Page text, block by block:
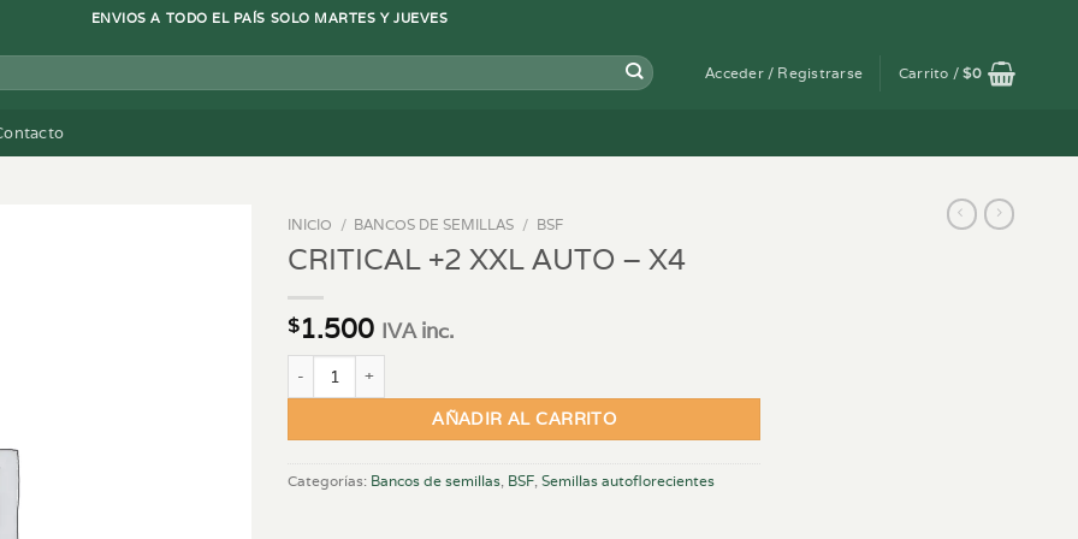
ENVIOS A TODO EL PAÍS SOLO MARTES Y JUEVES
Acceder / Registrarse Carrito /$0
INICIO / BANCOS DE SEMILLAS / BSF
CRITICAL +2 XXL AUTO – X4
$1.500 IVA inc.
AÑADIR AL CARRITO
Categorías: Bancos de semillas BSF Semillas autoflorecientes